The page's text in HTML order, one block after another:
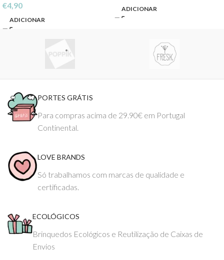
€4,90
ADICIONAR
ADICIONAR
PORTES GRÁTIS
Para compras acima de 29.90€ em Portugal
Continental.
LOVE BRANDS
Só trabalhamos com marcas de qualidade e
certificadas.
ECOLÓGICOS
Brinquedos Ecológicos e Reutilização de Caixas de
Envios